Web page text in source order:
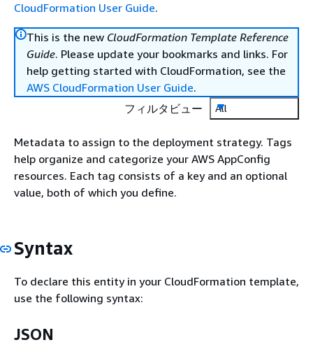
CloudFormation User Guide.
This is the new CloudFormation Template Reference
Guide. Please update your bookmarks and links. For
help getting started with CloudFormation, see the
AWS CloudFormation User Guide.
フィルタビュー
All
Metadata to assign to the deployment strategy. Tags
help organize and categorize your AWS AppConfig
resources. Each tag consists of a key and an optional
value, both of which you define.
Syntax
To declare this entity in your CloudFormation template,
use the following syntax:
JSON